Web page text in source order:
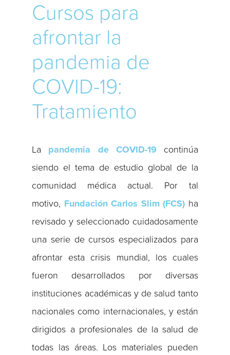
Cursos para
afrontar la
pandemia de
COVID-19:
Tratamiento
La pandemia de COVID-19continúa
siendo el tema de estudio global de la
comunidad médica actual. Por tal
motivo, Fundación Carlos Slim (FCS) ha
revisado y seleccionado cuidadosamente
una serie de cursos especializados para
afrontar esta crisis mundial, los cuales
fueron desarrollados por diversas
instituciones académicas y de salud tanto
nacionales como internacionales, y están
dirigidos a profesionales de la salud de
todas las áreas. Los materiales pueden